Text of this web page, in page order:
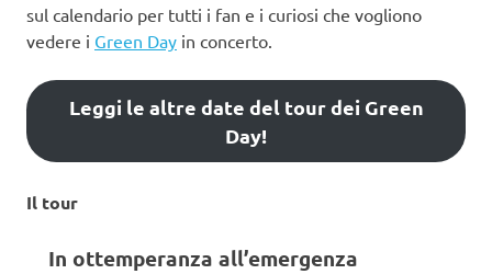
sul calendario per tutti i fan e i curiosi che vogliono
vedere i Green Day in concerto.
Leggi le altre date del tour dei Green
Day!
Il tour
In ottemperanza all’emergenza